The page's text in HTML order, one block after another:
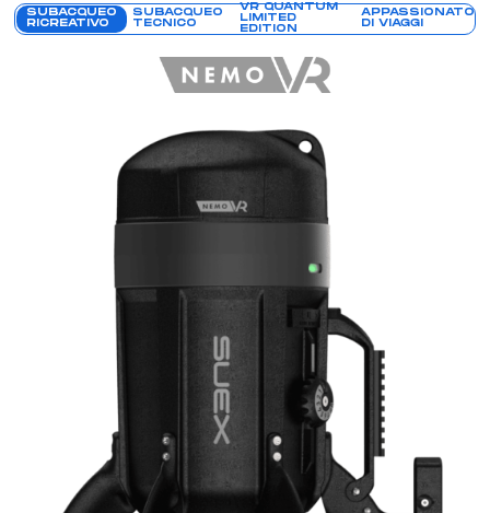
SUBACQUEO
RICREATIVO
SUBACQUEO
TECNICO
VR QUANTUM
LIMITED
EDITION
APPASSIONATO
DI VIAGGI